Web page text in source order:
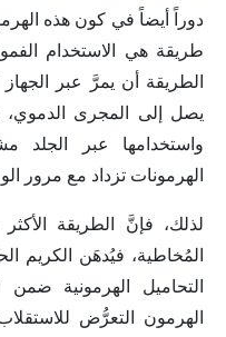
دوراً أيضاً في كون هذه
طريقة هي الاستخدام
الطريقة أن يمرَّ عبر
يصل إلى المجرى الدموي،
واستخدامها عبر الجلد
الهرمونات تزداد مع مرور
لذلك، فإنَّ الطريقة
المُخاطية، فيُدهَن الكريم
التحاميل الهرمونية
الهرمون التعرُّض